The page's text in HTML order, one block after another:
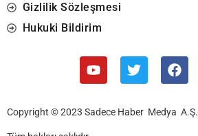
Gizlilik Sözleşmesi
Hukuki Bildirim
Copyright © 2023 Sadece Haber Medya A.Ş.